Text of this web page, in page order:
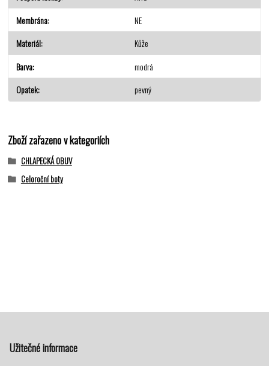
Membrána
NE
Materiál
Kůže
Barva
modrá
Opatek
pevný
Zboží zařazeno v kategoriích
CHLAPECKÁ OBUV
Celoroční boty
Užitečné informace